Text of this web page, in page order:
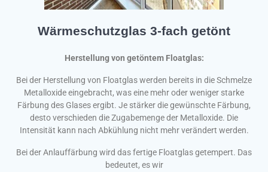
Wärmeschutzglas 3-fach getönt
Herstellung von getöntem Floatglas:
Bei der Herstellung von Floatglas werden bereits in die Schmelze
Metalloxide eingebracht, was eine mehr oder weniger starke
Färbung des Glases ergibt. Je stärker die gewünschte Färbung,
desto verschieden die Zugabemenge der Metalloxide. Die
Intensität kann nach Abkühlung nicht mehr verändert werden.
Bei der Anlauffärbung wird das fertige Floatglas getempert. Das
bedeutet, es wir